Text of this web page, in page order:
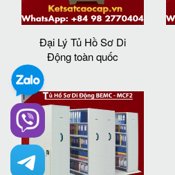
Đại Lý Tủ Hồ Sơ Di
Động toàn quốc